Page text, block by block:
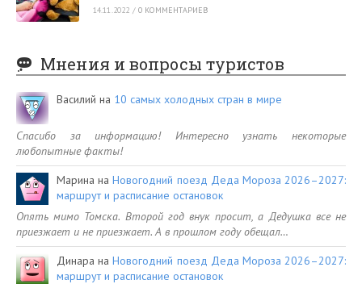
14.11.2022 / 0 КОММЕНТАРИЕВ
Мнения и вопросы туристов
Василий на 10 самых холодных стран в мире
Спасибо за информацию! Интересно узнать некоторые
любопытные факты!
Марина наНовогодний поезд Деда Мороза 2026–2027:
маршрут и расписание остановок
Опять мимо Томска. Второй год внук просит, а Дедушка все не
приезжает и не приезжает. А в прошлом году обещал…
Динара наНовогодний поезд Деда Мороза 2026–2027:
маршрут и расписание остановок